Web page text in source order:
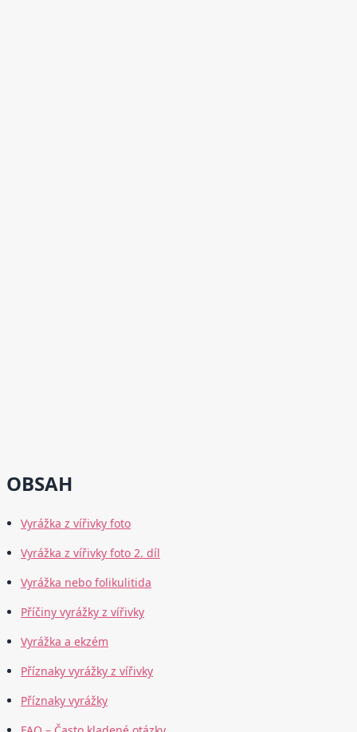
OBSAH
Vyrážka z vířivky foto
Vyrážka z vířivky foto 2. díl
Vyrážka nebo folikulitida
Příčiny vyrážky z vířivky
Vyrážka a ekzém
Příznaky vyrážky z vířivky
Příznaky vyrážky